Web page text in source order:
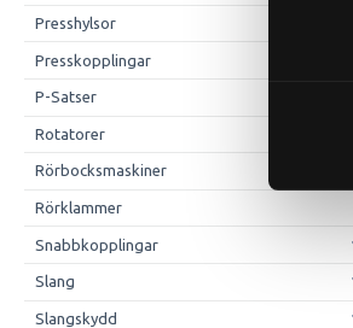
Presshylsor
Presskopplingar
P-Satser
Rotatorer
Rörbocksmaskiner
Rörklammer
Snabbkopplingar
Slang
Slangskydd